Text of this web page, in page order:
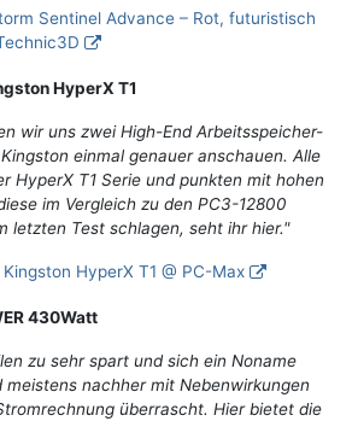
Sentinel Advance – Rot, futuristisch
HyperX T1
wir uns zwei High-End Arbeitsspeicher-
einmal genauer anschauen. Alle
HyperX T1 Serie und punkten mit hohen
im Vergleich zu den PC3-12800
letzten Test schlagen, seht ihr hier."
HyperX T1 @ PC-Max
430Watt
zu sehr spart und sich ein Noname
nachher mit Nebenwirkungen
überrascht. Hier bietet die